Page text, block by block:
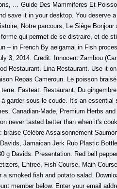
… Guide Des Mammiferes Et
save it in your desktop. You deserve
Notre parcours; Le Siège
qui permet de se distraire, et de
– in French By aelgamal in Fish
3, 2014. Credit: Innocent Zambou
Restaurant. Lina Restaurant. Use it
Repas Cameroun. Le poisson
Fasteat. Restaurant. Du
garder sous le coude. It's an
Canadian-Made, Premium Herbs
never tasted better than when it's
Célèbre Assaisonnement
Jamaican Jerk Rub Plastic
g Davids. Presentation. Red bell
Entree, Fish Course, Main
smoked fish and potato salad.
member below. Enter your email